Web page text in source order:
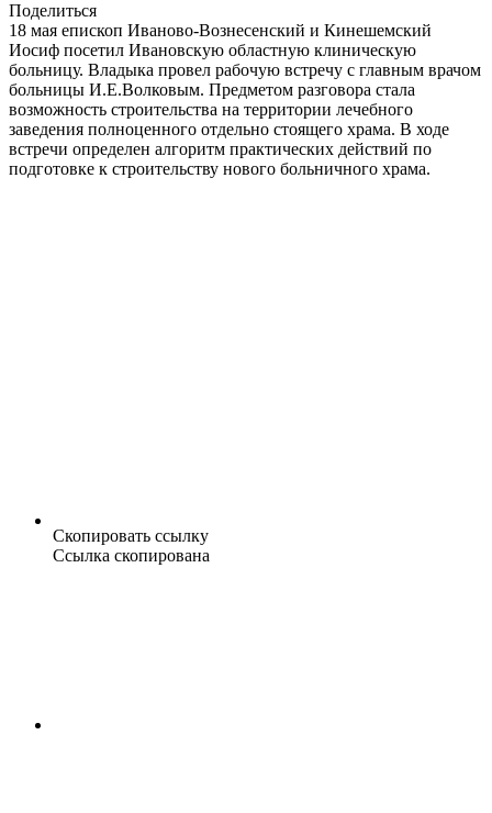
Поделиться
18 мая епископ Иваново-Вознесенский и Кинешемский
Иосиф посетил Ивановскую областную клиническую
больницу. Владыка провел рабочую встречу с главным врачом
больницы И.Е.Волковым. Предметом разговора стала
возможность строительства на территории лечебного
заведения полноценного отдельно стоящего храма. В ходе
встречи определен алгоритм практических действий по
подготовке к строительству нового больничного храма.
Скопировать ссылку
Ссылка скопирована